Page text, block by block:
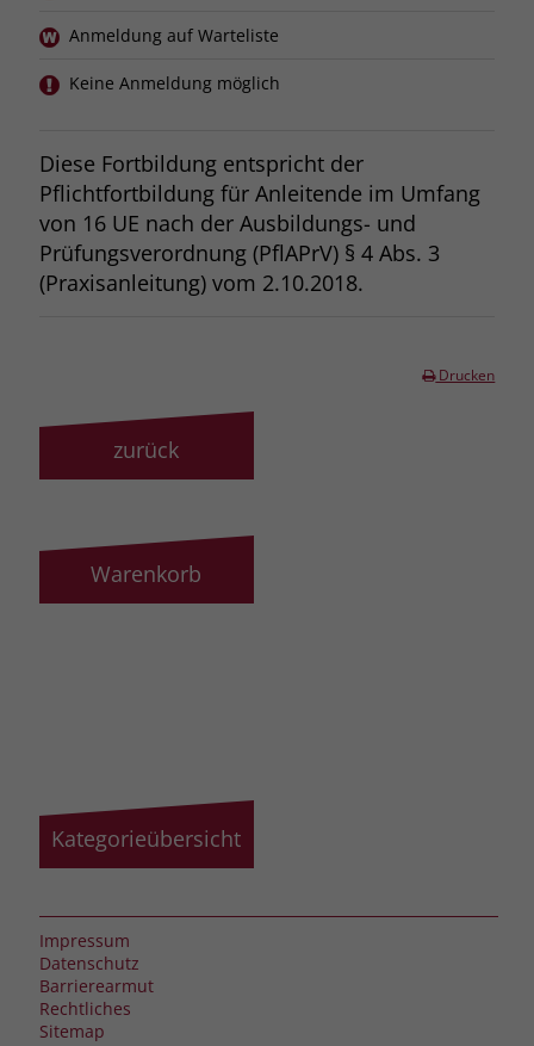
Anmeldung auf Warteliste
Keine Anmeldung möglich
Diese Fortbildung entspricht der
Pflichtfortbildung für Anleitende im Umfang
von 16 UE nach der Ausbildungs- und
Prüfungsverordnung (PflAPrV) § 4 Abs. 3
(Praxisanleitung) vom 2.10.2018.
Drucken
zurück
Warenkorb
Kategorieübersicht
Impressum
Datenschutz
Barrierearmut
Rechtliches
Sitemap